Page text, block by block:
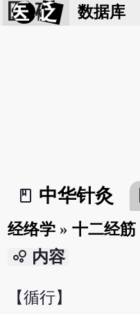
医 砭 数据库
book_2
中华针灸
经络学 »十二经筋
bubble_chart 内容
【循行】